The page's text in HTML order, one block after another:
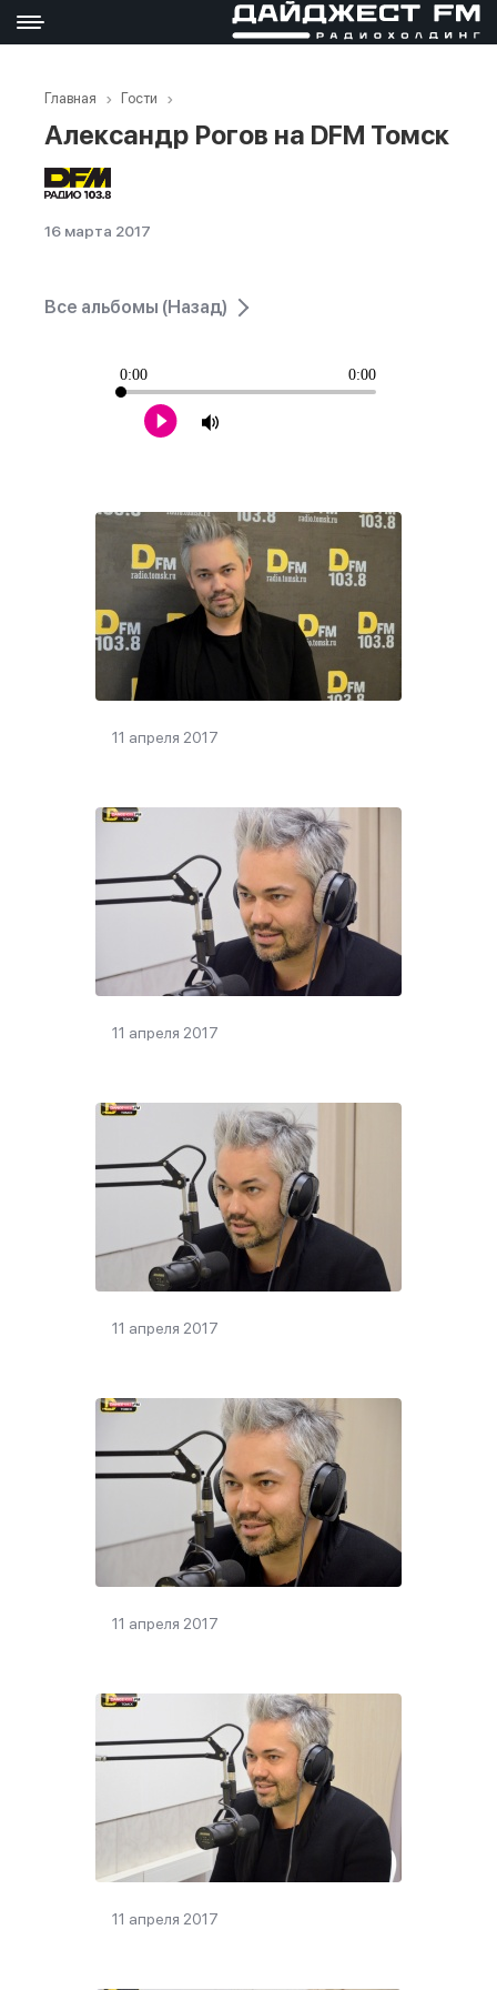
Главная Гости
Александр Рогов на DFM Томск
16 марта 2017
Все альбомы (Назад)
0:00 0:00
11 апреля 2017
11 апреля 2017
11 апреля 2017
11 апреля 2017
11 апреля 2017